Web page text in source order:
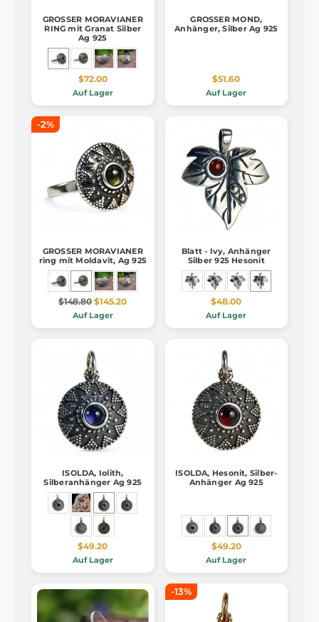
GROSSER MORAVIANER
RING mit Granat Silber
Ag 925
$72.00
Auf Lager
GROSSER MOND,
Anhänger, Silber Ag 925
$51.60
Auf Lager
-2%
GROSSER MORAVIANER
ring mit Moldavit, Ag 925
$148.80 $145.20
Auf Lager
Blatt - Ivy, Anhänger
Silber 925 Hesonit
$48.00
Auf Lager
ISOLDA, Iolith,
Silberanhänger Ag 925
$49.20
Auf Lager
ISOLDA, Hesonit, Silber-
Anhänger Ag 925
$49.20
Auf Lager
-13%